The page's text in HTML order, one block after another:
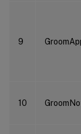
9
10